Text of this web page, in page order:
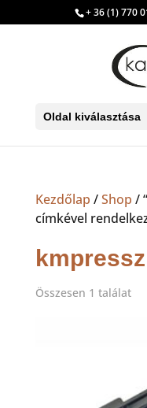
+ 36 (1) 770
Oldal kiválasztása
Kezdőlap /Shop /
címkével
Összesen 1 találat